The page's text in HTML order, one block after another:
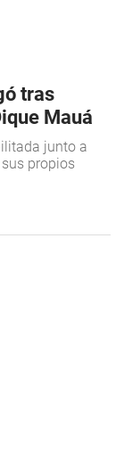
tras
Mauá
junto a
propios